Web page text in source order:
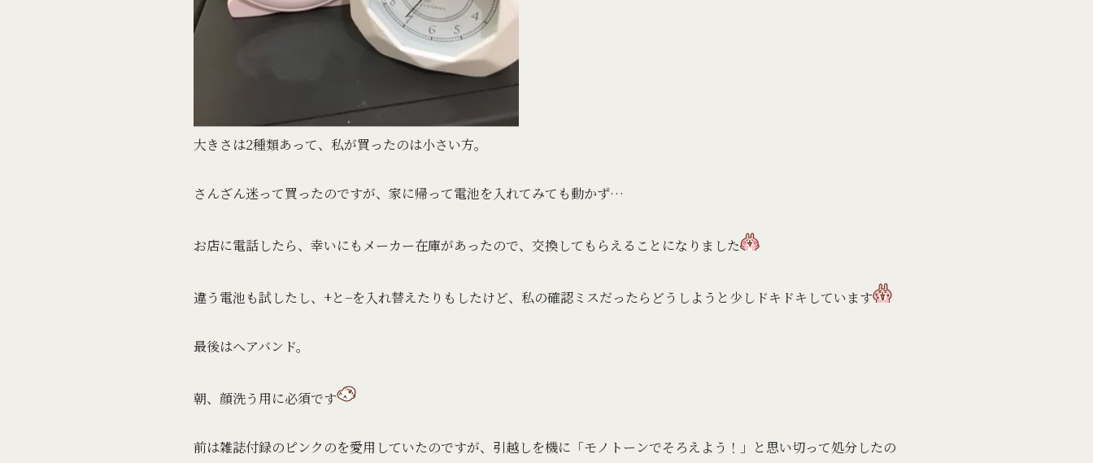
大きさは2種類あって、私が買ったのは小さい方。
さんざん迷って買ったのですが、家に帰って電池を入れてみても動かず…
お店に電話したら、幸いにもメーカー在庫があったので、交換してもらえることになりました
違う電池も試したし、+と−を入れ替えたりもしたけど、私の確認ミスだったらどうしようと少しドキドキしています
最後はヘアバンド。
朝、顔洗う用に必須です
前は雑誌付録のピンクのを愛用していたのですが、引越しを機に「モノトーンでそろえよう！」と思い切って処分したの